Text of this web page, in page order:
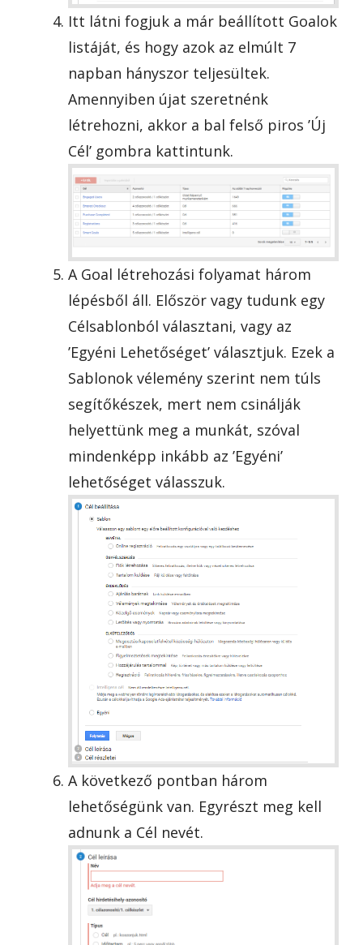
Itt látni fogjuk a már beállított Goalok
listáját, és hogy azok az elmúlt 7
napban hányszor teljesültek.
Amennyiben újat szeretnénk
létrehozni, akkor a bal felső piros ’Új
Cél’ gombra kattintunk.
A Goal létrehozási folyamat három
lépésből áll. Először vagy tudunk egy
Célsablonból választani, vagy az
’Egyéni Lehetőséget’ választjuk. Ezek a
Sablonok vélemény szerint nem túls
segítőkészek, mert nem csinálják
helyettünk meg a munkát, szóval
mindenképp inkább az ’Egyéni’
lehetőséget válasszuk.
A következő pontban három
lehetőségünk van. Egyrészt meg kell
adnunk a Cél nevét.